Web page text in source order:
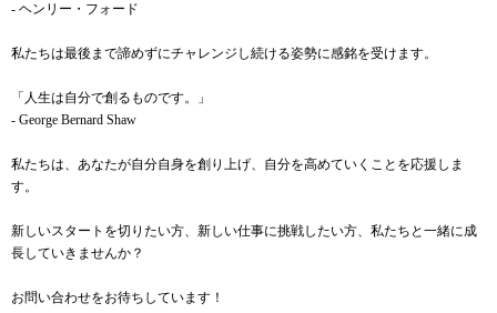
- ヘンリー・フォード
私たちは最後まで諦めずにチャレンジし続ける姿勢に感銘を受けます。
「人生は自分で創るものです。」
- George Bernard Shaw
私たちは、あなたが自分自身を創り上げ、自分を高めていくことを応援しま
す。
新しいスタートを切りたい方、新しい仕事に挑戦したい方、私たちと一緒に成
長していきませんか？
お問い合わせをお待ちしています！